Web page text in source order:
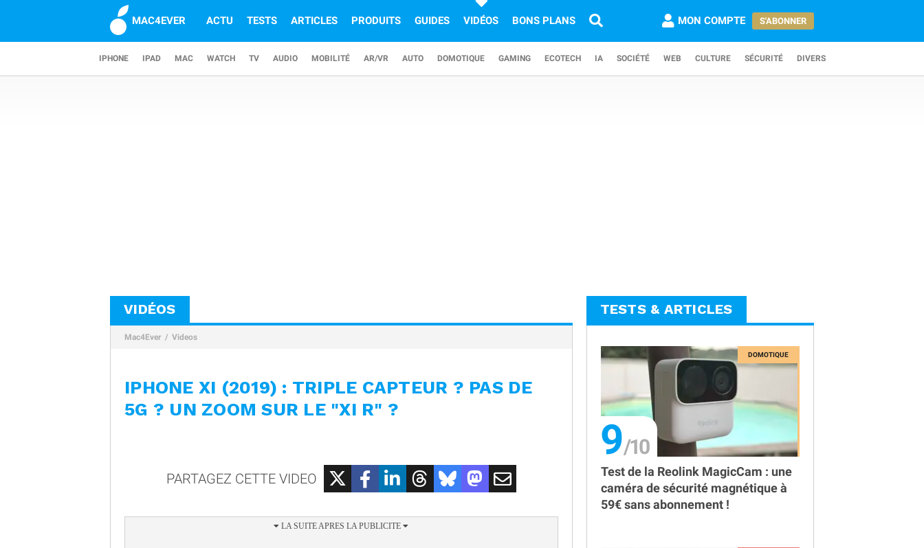
MAC4EVER ACTU TESTS ARTICLES PRODUITS GUIDES VIDÉOS BONS PLANS MON COMPTE S'ABONNER
IPHONE IPAD MAC WATCH TV AUDIO MOBILITÉ AR/VR AUTO DOMOTIQUE GAMING ECOTECH IA SOCIÉTÉ WEB CULTURE SÉCURITÉ DIVERS
VIDÉOS
Mac4Ever Videos
IPHONE XI (2019) : TRIPLE CAPTEUR ? PAS DE
5G ? UN ZOOM SUR LE "XI R" ?
PARTAGEZ CETTE VIDEO
TESTS & ARTICLES
9
Test de la Reolink MagicCam : une
caméra de sécurité magnétique à
59€ sans abonnement !